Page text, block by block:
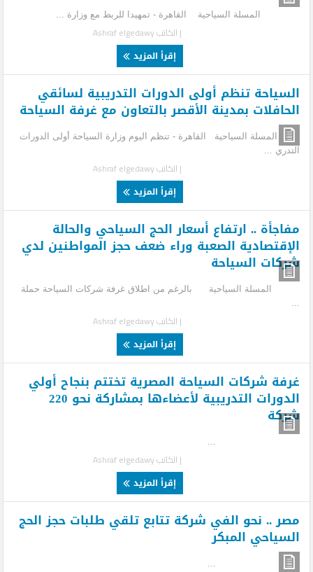
المسلة السياحية القاهرة - تمهيدا للربط مع وزارة ...
| الكاتبAshraf elgedawy
إقرأ المزيد
السياحة تنظم أولى الدورات التدريبية لسائقي
الحافلات بمدينة الأقصر بالتعاون مع غرفة السياحة
المسلة السياحية القاهرة - تنظم اليوم وزارة السياحة أولى الدورات
التدري ...
| الكاتبAshraf elgedawy
إقرأ المزيد
مفاجأة .. ارتفاع أسعار الحج السياحي والحالة
الإقتصادية الصعبة وراء ضعف حجز المواطنين لدي
شركات السياحة
المسلة السياحية بالرغم من اطلاق غرفة شركات السياحة حملة
| الكاتبAshraf elgedawy
إقرأ المزيد
غرفة شركات السياحة المصرية تختتم بنجاح أولي
الدورات التدريبية لأعضاءها بمشاركة نحو 220
شركة
| الكاتبAshraf elgedawy
إقرأ المزيد
مصر .. نحو الفي شركة تتابع تلقي طلبات حجز الحج
السياحي المبكر
...